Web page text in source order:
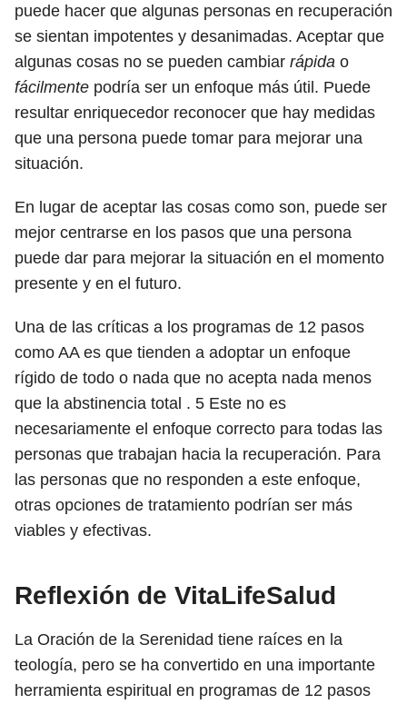
puede hacer que algunas personas en recuperación
se sientan impotentes y desanimadas. Aceptar que
algunas cosas no se pueden cambiar rápida o
fácilmente podría ser un enfoque más útil. Puede
resultar enriquecedor reconocer que hay medidas
que una persona puede tomar para mejorar una
situación.
En lugar de aceptar las cosas como son, puede ser
mejor centrarse en los pasos que una persona
puede dar para mejorar la situación en el momento
presente y en el futuro.
Una de las críticas a los programas de 12 pasos
como AA es que tienden a adoptar un enfoque
rígido de todo o nada que no acepta nada menos
que la abstinencia total . 5 Este no es
necesariamente el enfoque correcto para todas las
personas que trabajan hacia la recuperación. Para
las personas que no responden a este enfoque,
otras opciones de tratamiento podrían ser más
viables y efectivas.
Reflexión de VitaLifeSalud
La Oración de la Serenidad tiene raíces en la
teología, pero se ha convertido en una importante
herramienta espiritual en programas de 12 pasos